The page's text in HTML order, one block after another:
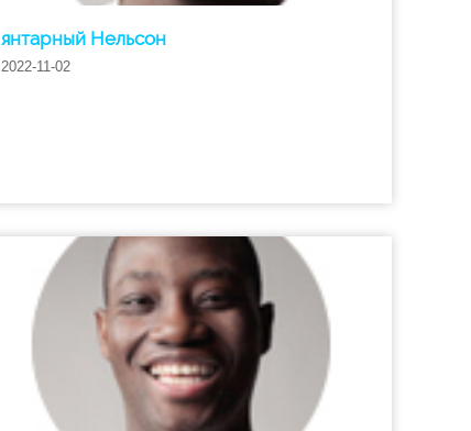
янтарный Нельсон
2022-11-02